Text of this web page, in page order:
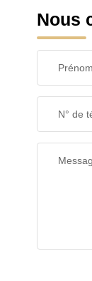
Nous
N° de